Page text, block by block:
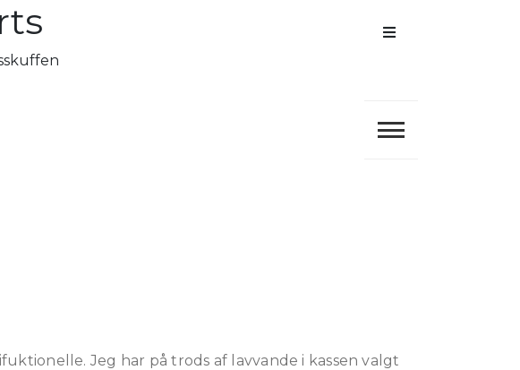
Jeg har på trods af lavvande i kassen valgt